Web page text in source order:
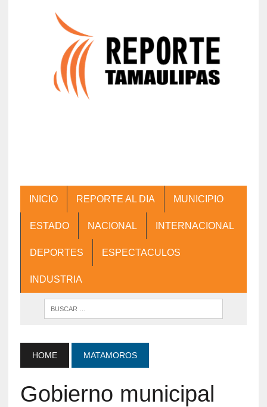
INICIO REPORTE AL DIA MUNICIPIO
ESTADO NACIONAL INTERNACIONAL
DEPORTES ESPECTACULOS
INDUSTRIA
HOME MATAMOROS
Gobierno municipal